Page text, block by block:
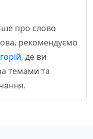
про слово
рекомендуємо
, де ви
темами та